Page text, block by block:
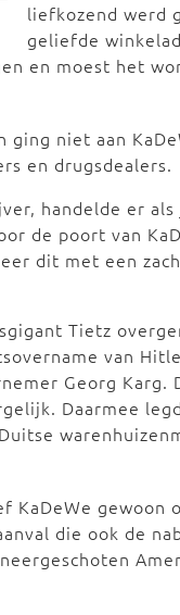
liefkozend werd
geliefde
en moest het
niet aan
en drugsdealers.
handelde er
de poort van
dit met een
Tietz
van
Georg
Daarmee
KaDeWe gewoon
die ook de